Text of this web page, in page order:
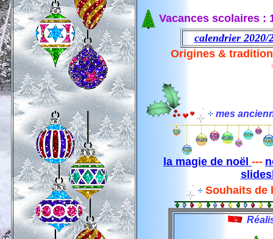
Vacances scolaires :
calendrier 2020/
Origines &
mes
la magie de noël ---
Souhaits de